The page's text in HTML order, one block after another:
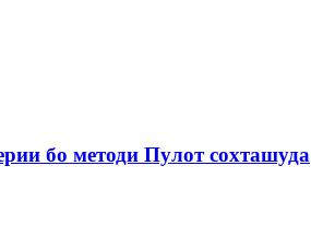
бо методи Пулот сохташуда